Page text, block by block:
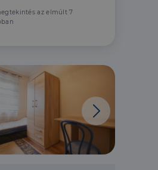
az elmúlt 7